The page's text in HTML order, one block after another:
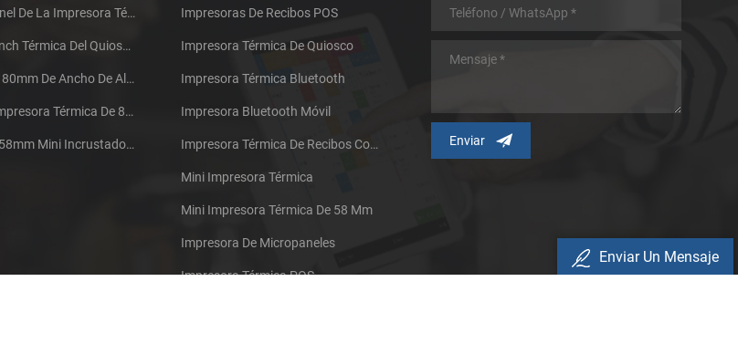
58 Micro Panel De La Impresora Térmica De Recibos CSN-A1
KP-300 H 3inch Térmica Del Quiosco De La Impresora Módulo De
KP-300V De 80mm De Ancho De Alta Velocidad De La Impresora Térmica Del Quiosco
EP-380CK Impresora Térmica De 80 Mm Con Bloqueo De La Tapa
TTL DC12V 58mm Mini Incrustado Taxi De La Impresora Térmica De Recibos
Impresoras De Recibos POS
Impresora Térmica De Quiosco
Impresora Térmica Bluetooth
Impresora Bluetooth Móvil
Impresora Térmica De Recibos Con Micropanel.
Mini Impresora Térmica
Mini Impresora Térmica De 58 Mm
Impresora De Micropaneles
Impresora Térmica POS
Enviar Un Mensaje